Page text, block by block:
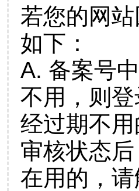
若您的网
如下：
A. 备案号
不用，则
经过期不
审核状态
在用的，